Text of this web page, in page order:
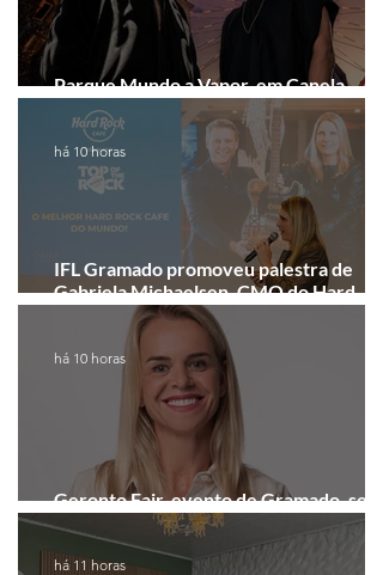
Parque Mundo a Vapor, em Canela,
recebe festival eletrônico em agosto
IFL Gramado promoveu palestra de
Gabriela Michaelsen, CMO do Hard
Rock Cafe Gramado
há 10 horas
Geronto Fair, evento de Gramado, será
realizada em formato digital
há 10 horas
há 11 horas